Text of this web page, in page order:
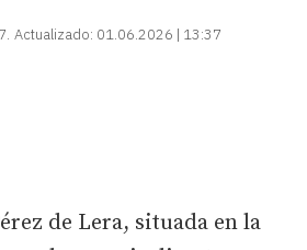
Actualizado: 01.06.2026 | 13:37
de Lera, situada en la